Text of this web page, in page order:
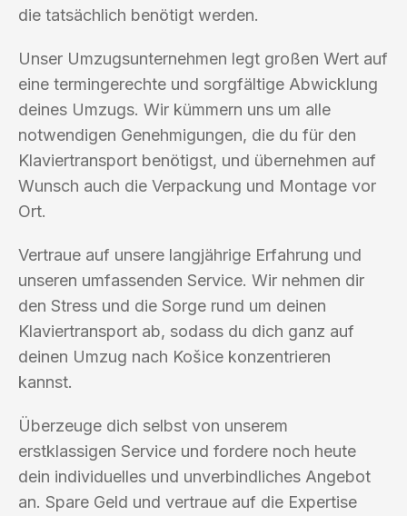
die tatsächlich benötigt werden.
Unser Umzugsunternehmen legt großen Wert auf
eine termingerechte und sorgfältige Abwicklung
deines Umzugs. Wir kümmern uns um alle
notwendigen Genehmigungen, die du für den
Klaviertransport benötigst, und übernehmen auf
Wunsch auch die Verpackung und Montage vor
Ort.
Vertraue auf unsere langjährige Erfahrung und
unseren umfassenden Service. Wir nehmen dir
den Stress und die Sorge rund um deinen
Klaviertransport ab, sodass du dich ganz auf
deinen Umzug nach Košice konzentrieren
kannst.
Überzeuge dich selbst von unserem
erstklassigen Service und fordere noch heute
dein individuelles und unverbindliches Angebot
an. Spare Geld und vertraue auf die Expertise